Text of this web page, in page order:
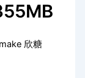
欣糖